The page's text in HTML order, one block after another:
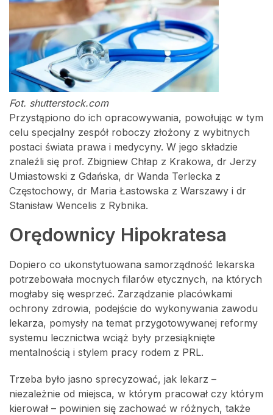
Fot. shutterstock.com
Przystąpiono do ich opracowywania, powołując w tym
celu specjalny zespół roboczy złożony z wybitnych
postaci świata prawa i medycyny. W jego składzie
znaleźli się prof. Zbigniew Chłap z Krakowa, dr Jerzy
Umiastowski z Gdańska, dr Wanda Terlecka z
Częstochowy, dr Maria Łastowska z Warszawy i dr
Stanisław Wencelis z Rybnika.
Orędownicy Hipokratesa
Dopiero co ukonstytuowana samorządność lekarska
potrzebowała mocnych filarów etycznych, na których
mogłaby się wesprzeć. Zarządzanie placówkami
ochrony zdrowia, podejście do wykonywania zawodu
lekarza, pomysły na temat przygotowywanej reformy
systemu lecznictwa wciąż były przesiąknięte
mentalnością i stylem pracy rodem z PRL.
Trzeba było jasno sprecyzować, jak lekarz –
niezależnie od miejsca, w którym pracował czy którym
kierował – powinien się zachować w różnych, także